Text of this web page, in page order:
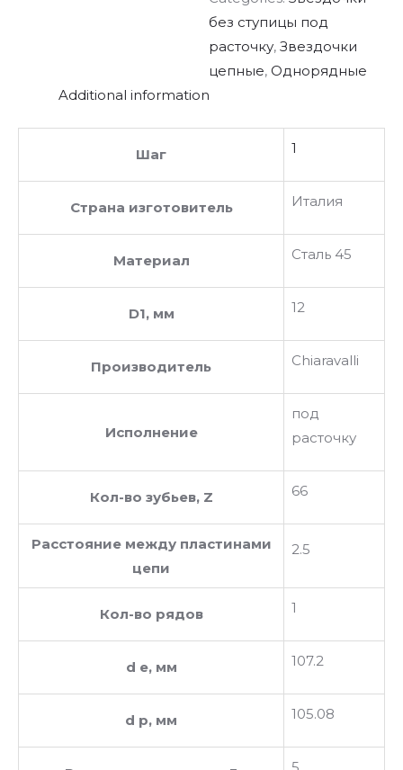
без ступицы под
расточку,Звездочки
цепные, Однорядные
Additional information
Шаг 1
Страна изготовитель Италия
Материал Сталь 45
D1, мм 12
Производитель Chiaravalli
Исполнение
под
расточку
Кол-во зубьев, Z 66
Расстояние между пластинами
цепи
2.5
Кол-во рядов 1
d e, мм 107.2
d p, мм 105.08